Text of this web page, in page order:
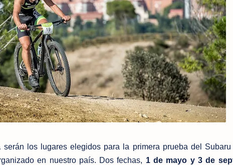
serán los lugares elegidos para la primera prueba del Subaru
en nuestro país. Dos fechas, 1 de mayo y 3 de